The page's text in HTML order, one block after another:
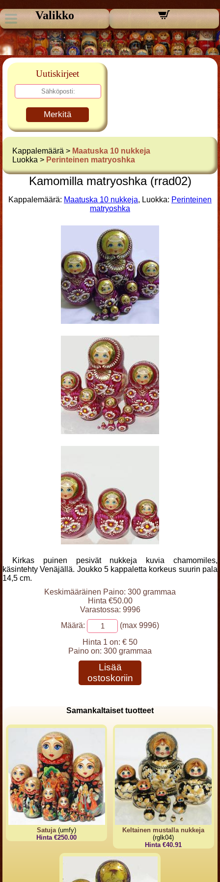
Valikko
Uutiskirjeet
Merkitä
Kappalemäärä > Maatuska 10 nukkeja
Luokka > Perinteinen matryoshka
Kamomilla matryoshka (rrad02)
Kappalemäärä: Maatuska 10 nukkeja, Luokka: Perinteinen
matryoshka
Kirkas puinen pesivät nukkeja kuvia chamomiles,
käsintehty Venäjällä. Joukko 5 kappaletta korkeus suurin pala
14,5 cm.
Keskimääräinen Paino: 300 grammaa
Hinta €50.00
Varastossa: 9996
Määrä:
(max 9996)
Hinta 1 on: € 50
Paino on: 300 grammaa
Lisää
ostoskoriin
Samankaltaiset tuotteet
Satuja(umfy)
Hinta €250.00
Keltainen mustalla nukkeja
(rglk04)
Hinta €40.91